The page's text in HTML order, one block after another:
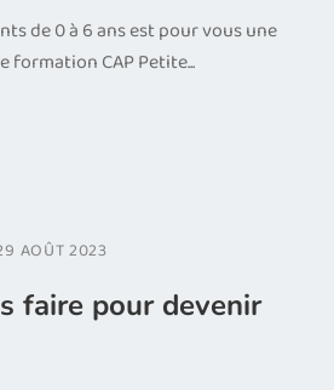
de 0 à 6 ans est pour vous une
formation CAP Petite...
AOÛT 2023
faire pour devenir